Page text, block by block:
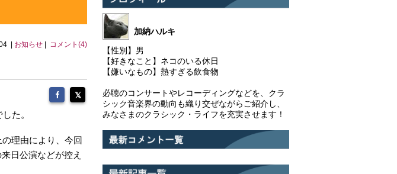
| お知らせ| コメント(4)
た。
理由により、今回
日公演などが控え
加納ハルキ
【性別】男
【好きなこと】ネコのいる休日
【嫌いなもの】熱すぎる飲食物
必聴のコンサートやレコーディングなどを、クラ
シック音楽界の動向も織り交ぜながらご紹介し、
みなさまのクラシック・ライフを充実させます！